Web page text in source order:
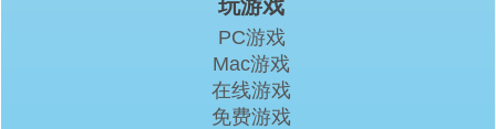
玩游戏
PC游戏
Mac游戏
在线游戏
免费游戏